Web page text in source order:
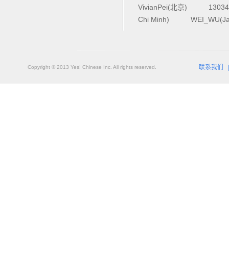
VivianPei(北京)
Chi Minh)
Copyright © 2013 Yes! Chinese Inc. All rights reserved. 联系我们